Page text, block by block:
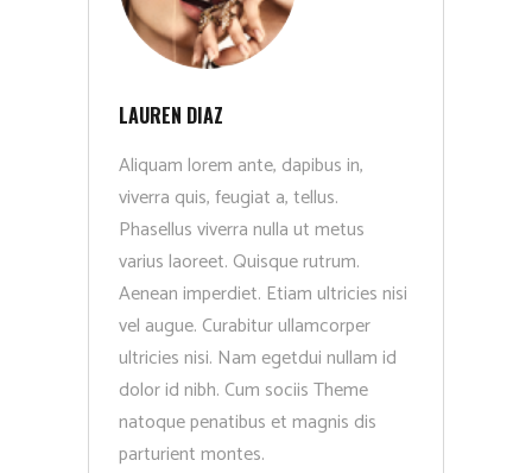
LAUREN DIAZ
Aliquam lorem ante, dapibus in,
viverra quis, feugiat a, tellus.
Phasellus viverra nulla ut metus
varius laoreet. Quisque rutrum.
Aenean imperdiet. Etiam ultricies nisi
vel augue. Curabitur ullamcorper
ultricies nisi. Nam egetdui nullam id
dolor id nibh. Cum sociis Theme
natoque penatibus et magnis dis
parturient montes.